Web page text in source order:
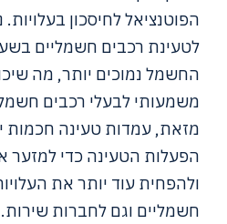
הפוטנציאל לחיסכון
לטעינת רכבים חשמליים
החשמל נמוכים יותר, מה
משמעותי לבעלי רכבים
מזאת, עמדות טעינה חכמות
הפעלות הטעינה כדי
ולהפחית עוד יותר את
חשמליים וגם לחברות שירות.